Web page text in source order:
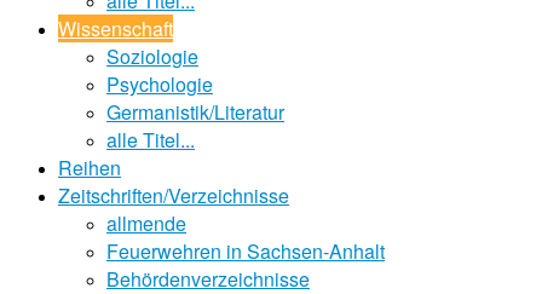
Wissenschaft
Soziologie
Psychologie
Germanistik/Literatur
alle Titel...
Reihen
Zeitschriften/Verzeichnisse
allmende
Feuerwehren in Sachsen-Anhalt
Behördenverzeichnisse